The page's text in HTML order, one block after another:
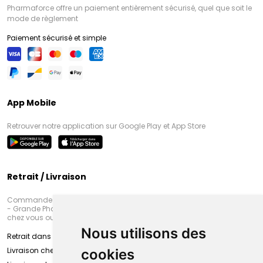
Nous utilisons des
cookies
Pharmaforce offre un paiement entièrement sécurisé, quel que soit le
mode de règlement
Paiement sécurisé et simple
App Mobile
Retrouver notre application sur Google Play et App Store
Retrait / Livraison
Commandez en ligne et venez chercher votre commande à Amiens
- Grande Pharmacie d’Amiens (Fachon) ou recevez-là rapidement
chez vous ou en point retrait
Retrait dans la pharmacie d’Amiens
Livraison chez vous